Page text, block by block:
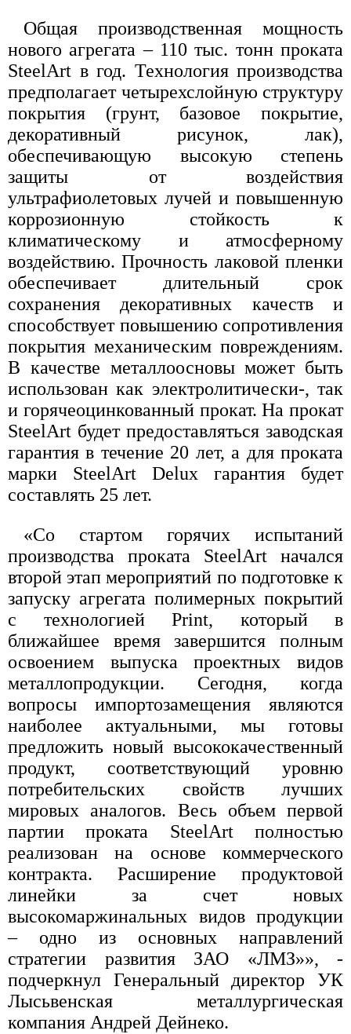
Общая производственная мощность
нового агрегата – 110 тыс. тонн проката
SteelArt в год. Технология производства
предполагает четырехслойную структуру
покрытия (грунт, базовое покрытие,
декоративный рисунок, лак),
обеспечивающую высокую степень
защиты от воздействия
ультрафиолетовых лучей и повышенную
коррозионную стойкость к
климатическому и атмосферному
воздействию. Прочность лаковой пленки
обеспечивает длительный срок
сохранения декоративных качеств и
способствует повышению сопротивления
покрытия механическим повреждениям.
В качестве металлоосновы может быть
использован как электролитически-, так
и горячеоцинкованный прокат. На прокат
SteelArt будет предоставляться заводская
гарантия в течение 20 лет, а для проката
марки SteelArt Delux гарантия будет
составлять 25 лет.
«Со стартом горячих испытаний
производства проката SteelArt начался
второй этап мероприятий по подготовке к
запуску агрегата полимерных покрытий
с технологией Print, который в
ближайшее время завершится полным
освоением выпуска проектных видов
металлопродукции. Сегодня, когда
вопросы импортозамещения являются
наиболее актуальными, мы готовы
предложить новый высококачественный
продукт, соответствующий уровню
потребительских свойств лучших
мировых аналогов. Весь объем первой
партии проката SteelArt полностью
реализован на основе коммерческого
контракта. Расширение продуктовой
линейки за счет новых
высокомаржинальных видов продукции
– одно из основных направлений
стратегии развития ЗАО «ЛМЗ»», -
подчеркнул Генеральный директор УК
Лысьвенская металлургическая
компания Андрей Дейнеко.